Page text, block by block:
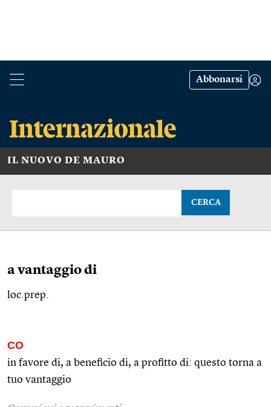
Abbonarsi
IL NUOVO DE MAURO
CERCA
a vantaggio di
loc.prep.
CO
in favore di, a beneficio di, a profitto di: questo torna a
tuo vantaggio